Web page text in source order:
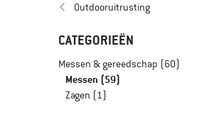
Outdooruitrusting
CATEGORIEËN
Messen & gereedschap (60)
Messen (59)
Zagen (1)